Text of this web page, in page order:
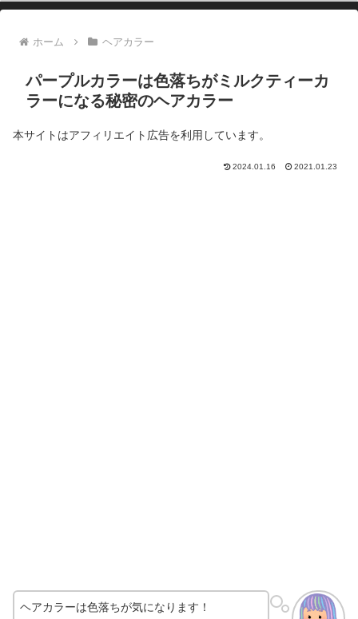
ホーム ヘアカラー
パープルカラーは色落ちがミルクティーカ
ラーになる秘密のヘアカラー
本サイトはアフィリエイト広告を利用しています。
2024.01.16 2021.01.23
ヘアカラーは色落ちが気になります！